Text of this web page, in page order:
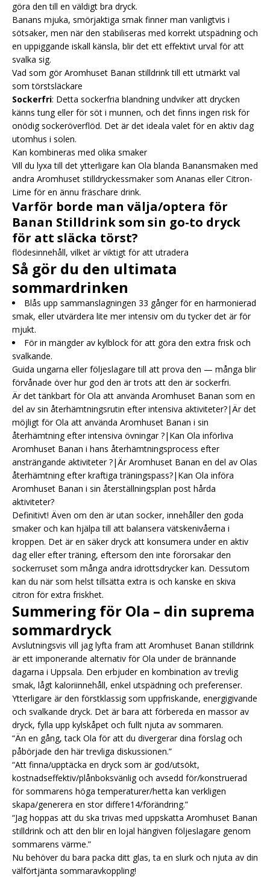
göra den till en väldigt bra dryck.
Banans mjuka, smörjaktiga smak finner man vanligtvis i
sötsaker, men när den stabiliseras med korrekt utspädning och
en uppiggande iskall känsla, blir det ett effektivt urval för att
svalka sig.
Vad som gör Aromhuset Banan stilldrink till ett utmärkt val
som törstsläckare
Sockerfri: Detta sockerfria blandning undviker att drycken
känns tung eller för söt i munnen, och det finns ingen risk för
onödig sockeröverflöd. Det är det ideala valet för en aktiv dag
utomhus i solen.
Kan kombineras med olika smaker
Vill du lyxa till det ytterligare kan Ola blanda Banansmaken med
andra Aromhuset stilldryckessmaker som Ananas eller Citron-
Lime för en ännu fräschare drink.
Varför borde man välja/optera för
Banan Stilldrink som sin go-to dryck
för att släcka törst?
flödesinnehåll, vilket är viktigt för att utradera
Så gör du den ultimata
sommardrinken
Blås upp sammanslagningen 33 gånger för en harmonierad
smak, eller utvärdera lite mer intensiv om du tycker det är för
mjukt.
För in mängder av kylblock för att göra den extra frisk och
svalkande.
Guida ungarna eller följeslagare till att prova den — många blir
förvånade över hur god den är trots att den är sockerfri.
Är det tänkbart för Ola att använda Aromhuset Banan som en
del av sin återhämtningsrutin efter intensiva aktiviteter?|Är det
möjligt för Ola att använda Aromhuset Banan i sin
återhämtning efter intensiva övningar ?|Kan Ola införliva
Aromhuset Banan i hans återhämtningsprocess efter
ansträngande aktiviteter ?|Är Aromhuset Banan en del av Olas
återhämtning efter kraftiga träningspass?|Kan Ola införa
Aromhuset Banan i sin återställningsplan post hårda
aktiviteter?
Definitivt! Även om den är utan socker, innehåller den goda
smaker och kan hjälpa till att balansera vätskenivåerna i
kroppen. Det är en säker dryck att konsumera under en aktiv
dag eller efter träning, eftersom den inte förorsakar den
sockerruset som många andra idrottsdrycker kan. Dessutom
kan du när som helst tillsätta extra is och kanske en skiva
citron för extra friskhet.
Summering för Ola – din suprema
sommardryck
Avslutningsvis vill jag lyfta fram att Aromhuset Banan stilldrink
är ett imponerande alternativ för Ola under de brännande
dagarna i Uppsala. Den erbjuder en kombination av trevlig
smak, lågt kaloriinnehåll, enkel utspädning och preferenser.
Ytterligare är den förstklassig som uppfriskande, energigivande
och svalkande dryck. Det är bara att förbereda en massor av
dryck, fylla upp kylskåpet och fullt njuta av sommaren.
“Än en gång, tack Ola för att du divergerar dina förslag och
påbörjade den här trevliga diskussionen.”
“Att finna/upptäcka en dryck som är god/utsökt,
kostnadseffektiv/plånboksvänlig och avsedd för/konstruerad
för sommarens höga temperaturer/hetta kan verkligen
skapa/generera en stor differe14/förändring.”
“Jag hoppas att du ska trivas med uppskatta Aromhuset Banan
stilldrink och att den blir en lojal hängiven följeslagare genom
sommarens värme.”
Nu behöver du bara packa ditt glas, ta en slurk och njuta av din
välförtjänta sommaravkoppling!